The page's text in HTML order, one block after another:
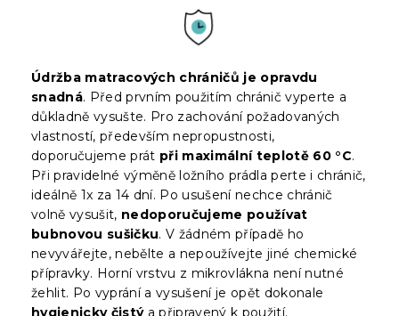
Údržba matracových chráničů je opravdu
snadná. Před prvním použitím chránič vyperte a
důkladně vysušte. Pro zachování požadovaných
vlastností, především nepropustnosti,
doporučujeme prát při maximální teplotě 60 °C.
Při pravidelné výměně ložního prádla perte i chránič,
ideálně 1x za 14 dní. Po usušení nechce chránič
volně vysušit, nedoporučujeme používat
bubnovou sušičku. V žádném případě ho
nevyvářejte, nebělte a nepoužívejte jiné chemické
přípravky. Horní vrstvu z mikrovlákna není nutné
žehlit. Po vyprání a vysušení je opět dokonale
hygienicky čistýa připravený k použití.